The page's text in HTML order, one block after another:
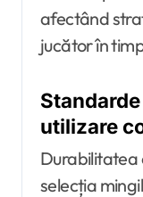
afectând
jucător în
utilizare
Durabilitatea
selecția